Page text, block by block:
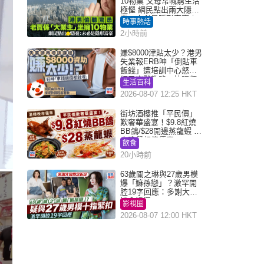
極慳 網民點出兩大隱
憂：未必是隱形富豪｜
Juicy叮
時事熱話
2小時前
嫌$8000津貼太少？港男
失業報ERB呻「倒貼車
飯錢」遭培訓中心怒轟
網民幽默教路：揀呢類
課程唔會蝕...
生活百科
2026-08-07 12:25 HKT
街坊酒樓推「平民價」
歎奢華盛宴！$9.8紅燒
BB鴿/$28開邊蒸龍蝦 3
大晚餐超值優惠
飲食
20小時前
63歲關之琳與27歲男模
爆「嫲孫戀」？激罕開
腔19字回應：多謝大家
掛念近況
影視圈
2026-08-07 12:00 HKT